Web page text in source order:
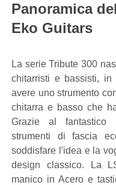
Panoramica
Eko Guitars
La serie Tribute 300
chitarristi e bassisti,
avere uno strumento
chitarra e basso che
Grazie al fantastico
strumenti di fascia
soddisfare l'idea e la
design classico. La
manico in Acero e